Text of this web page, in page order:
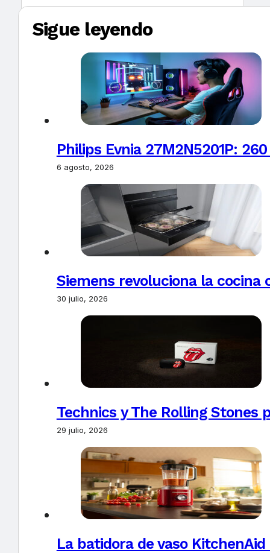
Sigue leyendo
Philips Evnia 27M2N5201P:
6 agosto, 2026
Siemens revoluciona la
30 julio, 2026
Technics y The Rolling Stones
29 julio, 2026
La batidora de vaso